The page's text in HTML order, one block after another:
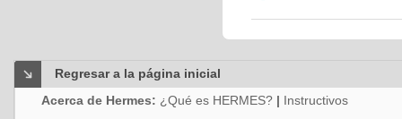
Regresar a la página inicial
Acerca de Hermes: ¿Qué es HERMES? | Instructivos